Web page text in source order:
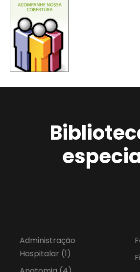
Administração
Hospitalar (1)